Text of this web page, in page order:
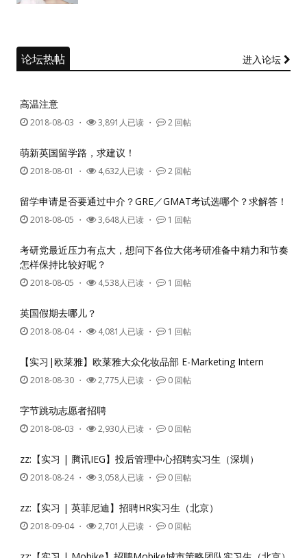
论坛热帖 进入论坛
高温注意
2018-08-03 ・ 3,891人已读 ・ 2 回帖
萌新英国留学路，求建议！
2018-08-01 ・ 4,632人已读 ・ 2 回帖
留学申请是否要通过中介？GRE／GMAT考试选哪个？求解答！
2018-08-05 ・ 3,648人已读 ・ 1 回帖
考研党最近压力有点大，想问下各位大佬考研准备中精力和节奏
怎样保持比较好呢？
2018-08-05 ・ 4,538人已读 ・ 1 回帖
英国假期去哪儿？
2018-08-04・ 4,081人已读 ・ 1 回帖
【实习|欧莱雅】欧莱雅大众化妆品部 E-Marketing Intern
2018-08-30 ・ 2,775人已读 ・ 0 回帖
字节跳动志愿者招聘
2018-08-03 ・ 2,930人已读 ・ 0 回帖
zz:【实习 | 腾讯IEG】投后管理中心招聘实习生（深圳）
2018-08-24・ 3,058人已读 ・ 0 回帖
zz:【实习 | 英菲尼迪】招聘HR实习生（北京）
2018-09-04・ 2,701人已读 ・ 0 回帖